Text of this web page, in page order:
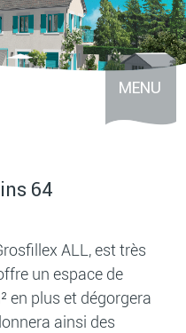
MENU
64
ALL, est très
un espace de
en plus et dégorgera
ainsi des